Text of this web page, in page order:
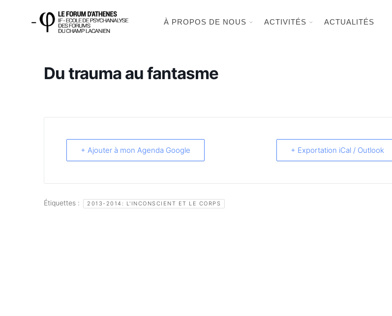
À PROPOS DE NOUS ACTIVITÉS ACTUALITÉS
Du trauma au fantasme
+ Ajouter à mon Agenda Google + Exportation iCal / Outlook
Étiquettes : 2013-2014: L'INCONSCIENT ET LE CORPS